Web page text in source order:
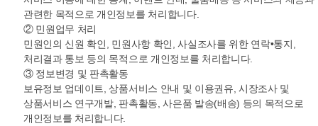
관련한 목적으로 개인정보를 처리합니다.
② 민원업무 처리
민원인의 신원 확인, 민원사항 확인, 사실조사를 위한 연락•통지,
처리결과 통보 등의 목적으로 개인정보를 처리합니다.
③ 정보변경 및 판촉활동
보유정보 업데이트, 상품서비스 안내 및 이용권유, 시장조사 및
상품서비스 연구개발, 판촉활동, 사은품 발송(배송) 등의 목적으로
개인정보를 처리합니다.